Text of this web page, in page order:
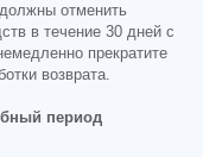
отменить
в течение 30 дней с
прекратите
возврата.
период